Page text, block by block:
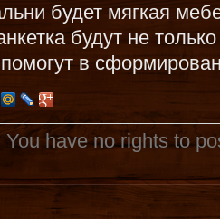
будет мягкая
будут не
в
You have no rights to